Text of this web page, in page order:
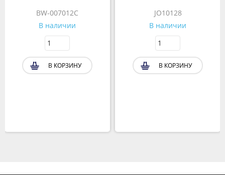
BW-007012C
В наличии
В КОРЗИНУ
JO10128
В наличии
В КОРЗИНУ